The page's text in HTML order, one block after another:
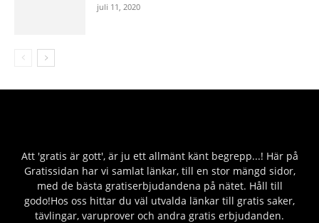
juli 11, 2020
Att 'gratis är gott', är ju ett allmänt känt begrepp...! Här på
Gratissidan har vi samlat länkar, till en stor mängd sidor,
med de bästa gratiserbjudandena på nätet. Håll till
godo!Hos oss hittar du väl utvalda länkar till gratis saker,
tävlingar, varuprover och andra gratis erbjudanden.